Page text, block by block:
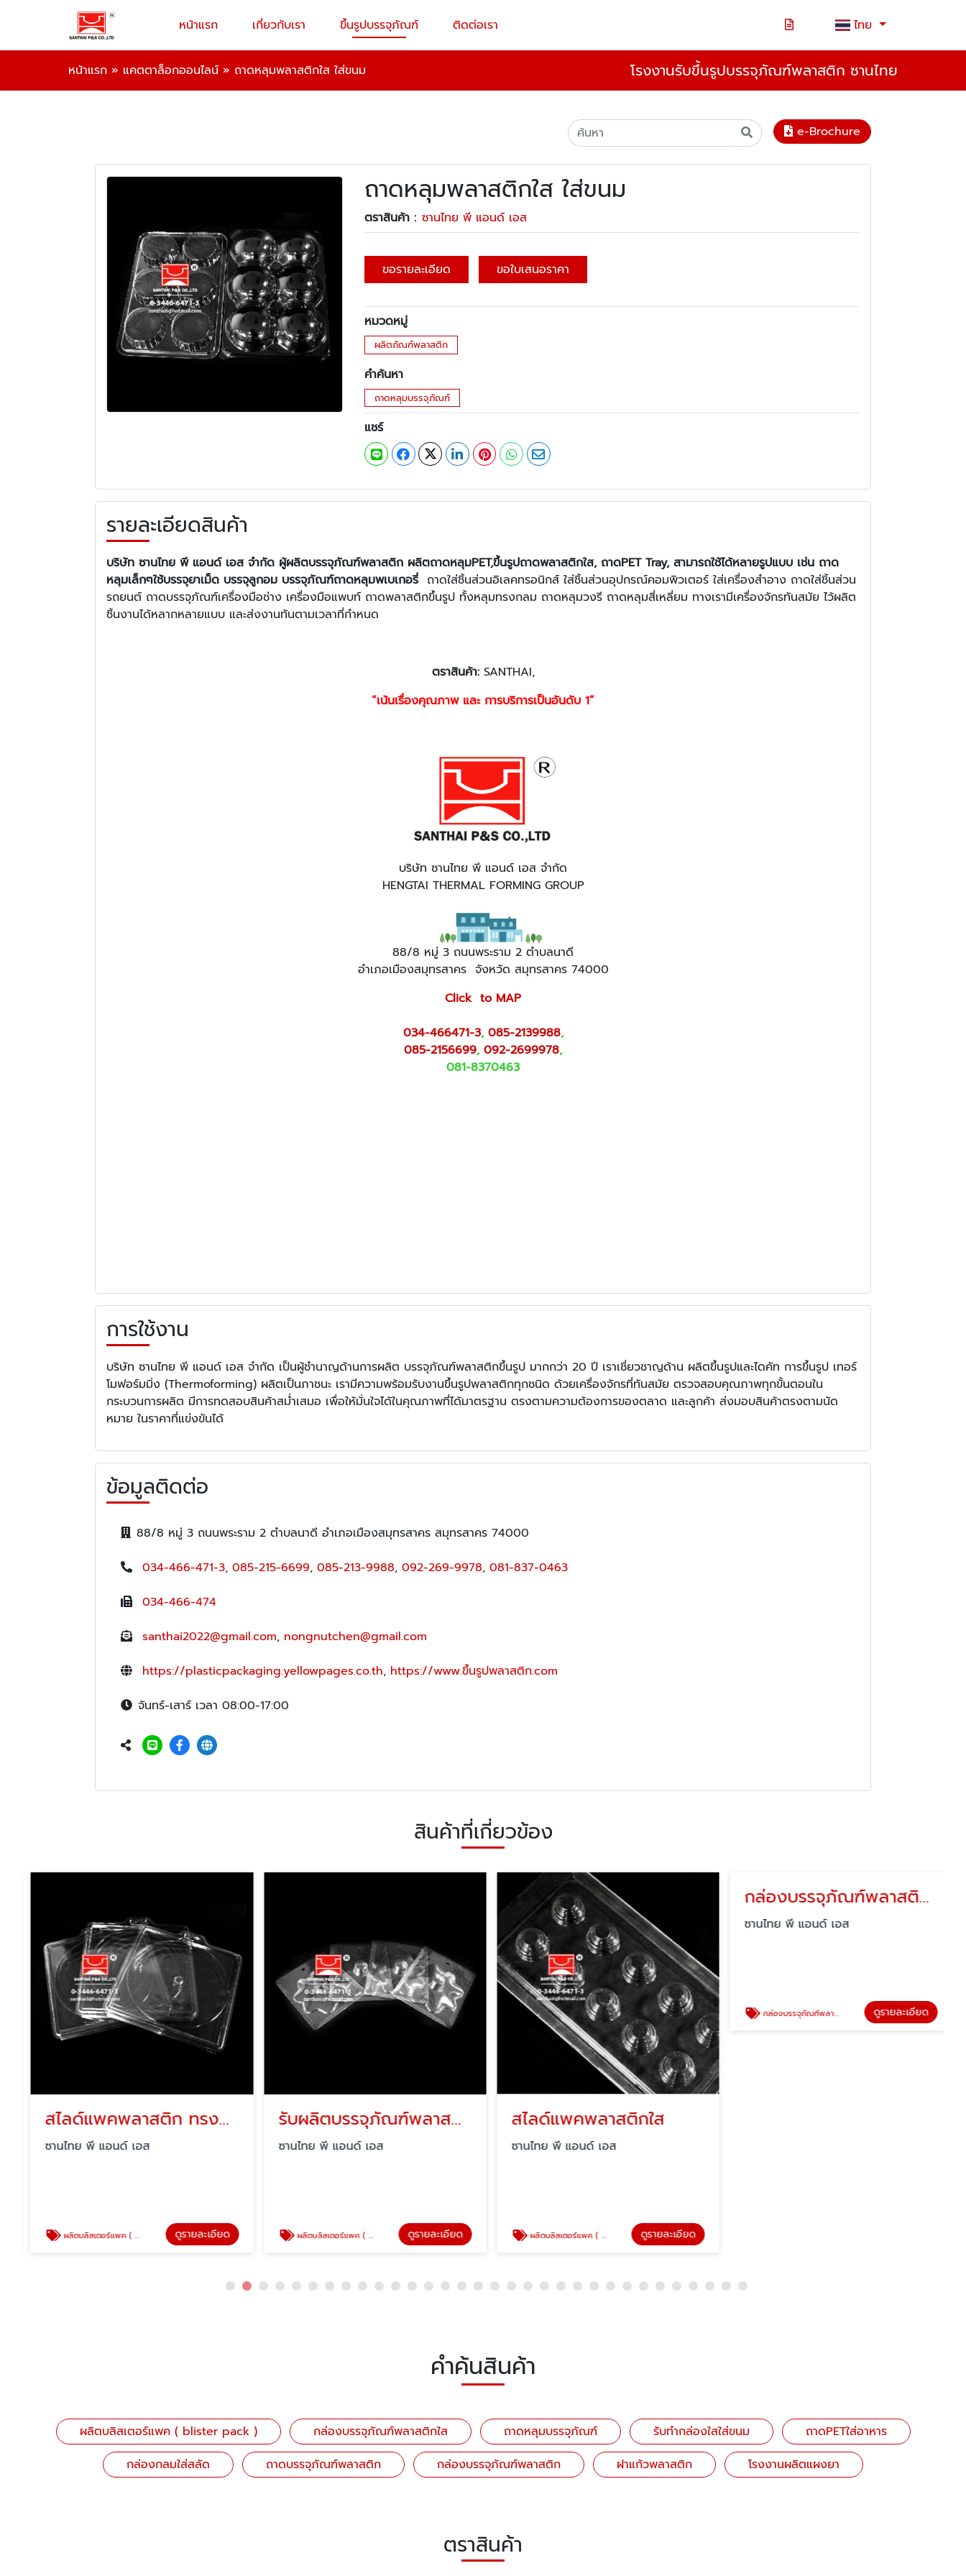
หน้าแรก เกี่ยวกับเรา ขึ้นรูปบรรจุภัณฑ์ ติดต่อเรา ไทย
หน้าแรก » แคตตาล็อกออนไลน์ » ถาดหลุมพลาสติกใส ใส่ขนม โรงงานรับขึ้นรูปบรรจุภัณฑ์พลาสติก ซานไทย
e-Brochure
ถาดหลุมพลาสติกใส ใส่ขนม
ตราสินค้า : ซานไทย พี แอนด์ เอส
ขอรายละเอียด ขอใบเสนอราคา
หมวดหมู่
ผลิตภัณฑ์พลาสติก
คำค้นหา
ถาดหลุมบรรจุภัณฑ์
แชร์
รายละเอียดสินค้า
บริษัท ซานไทย พี แอนด์ เอส จำกัด ผู้ผลิตบรรจุภัณฑ์พลาสติก ผลิตถาดหลุมPET,ขึ้นรูปถาดพลาสติกใส, ถาดPET Tray, สามารถใช้ได้หลายรูปแบบ เช่น ถาด
หลุมเล็กๆใช้บรรจุยาเม็ด บรรจุลูกอม บรรจุภัณฑ์ถาดหลุมพเบเกอรี่ ถาดใส่ชิ้นส่วนอิเลคทรอนิกส์ ใส่ชิ้นส่วนอุปกรณ์คอมพิวเตอร์ ใส่เครื่องสำอาง ถาดใส่ชิ้นส่วน
รถยนต์ ถาดบรรจุภัณฑ์เครื่องมือช่าง เครื่องมือแพบท์ ถาดพลาสติกขึ้นรูป ทั้งหลุมทรงกลม ถาดหลุมวงรี ถาดหลุมสี่เหลี่ยม ทางเรามีเครื่องจักรทันสมัย ไว้ผลิต
ชิ้นงานได้หลากหลายแบบ และส่งงานทันตามเวลาที่กำหนด
ตราสินค้า:SANTHAI,
“เน้นเรื่องคุณภาพ และ การบริการเป็นอันดับ 1”
บริษัท ซานไทย พี แอนด์ เอส จำกัด
HENGTAI THERMAL FORMING GROUP
88/8 หมู่ 3 ถนนพระราม 2 ตำบลนาดี
อำเภอเมืองสมุทรสาคร จังหวัด สมุทรสาคร 74000
Click to MAP
034-466471-3, 085-2139988,
085-2156699, 092-2699978,
081-8370463
การใช้งาน
บริษัท ซานไทย พี แอนด์ เอส จำกัด เป็นผู้ชำนาญด้านการผลิต บรรจุภัณฑ์พลาสติกขึ้นรูป มากกว่า 20 ปี เราเชี่ยวชาญด้าน ผลิตขึ้นรูปและไดคัท การขึ้นรูป เทอร์
โมฟอร์มมิ่ง (Thermoforming) ผลิตเป็นภาชนะ เรามีความพร้อมรับงานขึ้นรูปพลาสติกทุกชนิด ด้วยเครื่องจักรที่ทันสมัย ตรวจสอบคุณภาพทุกขั้นตอนใน
กระบวนการผลิต มีการทดสอบสินค้าสม่ำเสมอ เพื่อให้มั่นใจได้ในคุณภาพที่ได้มาตรฐาน ตรงตามความต้องการของตลาด และลูกค้า ส่งมอบสินค้าตรงตามนัด
หมาย ในราคาที่แข่งขันได้
ข้อมูลติดต่อ
88/8 หมู่ 3 ถนนพระราม 2 ตำบลนาดี อำเภอเมืองสมุทรสาคร สมุทรสาคร 74000
034-466-471-3, 085-215-6699, 085-213-9988, 092-269-9978, 081-837-0463
034-466-474
santhai2022@gmail.com, nongnutchen@gmail.com
https://plasticpackaging.yellowpages.co.th, https://www.ขึ้นรูปพลาสติก.com
จันทร์-เสาร์ เวลา 08:00-17:00
สินค้าที่เกี่ยวข้อง
สไลด์แพคพลาสติก ทรงกลม
ซานไทย พี แอนด์ เอส
ผลิตบลิสเตอร์แพค ( blister pack ) ดูรายละเอียด
รับผลิตบรรจุภัณฑ์พลาสติกใส
ซานไทย พี แอนด์ เอส
ผลิตบลิสเตอร์แพค ( blister pack ) ดูรายละเอียด
สไลด์แพคพลาสติกใส
ซานไทย พี แอนด์ เอส
ผลิตบลิสเตอร์แพค ( blister pack ) ดูรายละเอียด
คำค้นสินค้า
ผลิตบลิสเตอร์แพค ( blister pack ) กล่องบรรจุภัณฑ์พลาสติกใส ถาดหลุมบรรจุภัณฑ์ รับทำกล่องใสใส่ขนม
ถาดPETใส่อาหาร
กล่องกลมใส่สลัด
ถาดบรรจุภัณฑ์พลาสติก กล่องบรรจุภัณฑ์พลาสติก ฝาแก้วพลาสติก โรงงานผลิตแผงยา
ตราสินค้า